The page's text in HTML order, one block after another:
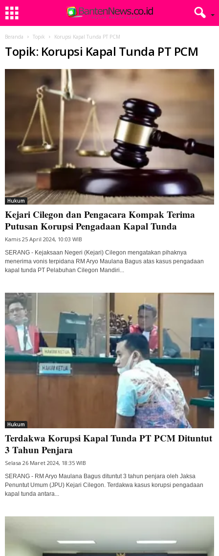
Beranda Topik Korupsi Kapal Tunda PT PCM
Topik: Korupsi Kapal Tunda PT PCM
Hukum
Kejari Cilegon dan Pengacara Kompak Terima
Putusan Korupsi Pengadaan Kapal Tunda
Kamis 25 April 2024, 10:03 WIB
SERANG - Kejaksaan Negeri (Kejari) Cilegon mengatakan pihaknya
menerima vonis terpidana RM Aryo Maulana Bagus atas kasus pengadaan
kapal tunda PT Pelabuhan Cilegon Mandiri...
Hukum
Terdakwa Korupsi Kapal Tunda PT PCM Dituntut
3 Tahun Penjara
Selasa 26 Maret 2024, 18:35 WIB
SERANG - RM Aryo Maulana Bagus dituntut 3 tahun penjara oleh Jaksa
Penuntut Umum (JPU) Kejari Cilegon. Terdakwa kasus korupsi pengadaan
kapal tunda antara...